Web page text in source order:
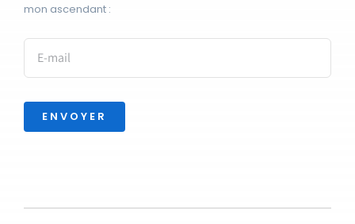
mon ascendant :
ENVOYER